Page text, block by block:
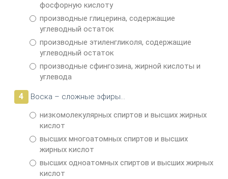
фосфорную кислоту
производные глицерина, содержащие
углеводный остаток
производные этиленгликоля, содержащие
углеводный остаток
производные сфингозина, жирной кислоты и
углевода
4
Воска – сложные эфиры…
низкомолекулярных спиртов и высших жирных
кислот
высших многоатомных спиртов и высших
жирных кислот
высших одноатомных спиртов и высших жирных
кислот